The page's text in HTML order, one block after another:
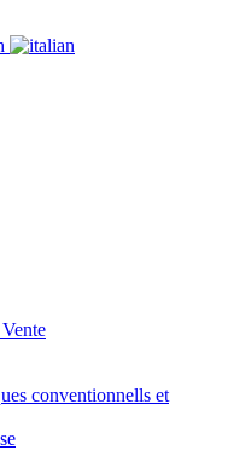
conventionnells et